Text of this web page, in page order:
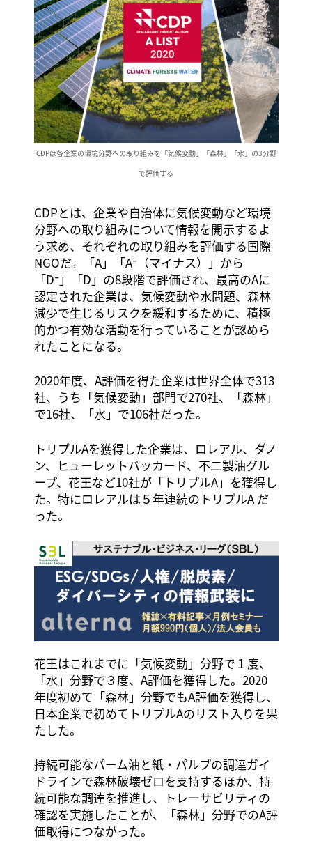
CDPは各企業の環境分野への取り組みを「気候変動」「森林」「水」の3分野
で評価する
CDPとは、企業や自治体に気候変動など環境
分野への取り組みについて情報を開示するよ
う求め、それぞれの取り組みを評価する国際
NGOだ。「A」「A⁻（マイナス）」から
「D⁻」「D」の8段階で評価され、最高のAに
認定された企業は、気候変動や水問題、森林
減少で生じるリスクを緩和するために、積極
的かつ有効な活動を行っていることが認めら
れたことになる。
2020年度、A評価を得た企業は世界全体で313
社、うち「気候変動」部門で270社、「森林」
で16社、「水」で106社だった。
トリプルAを獲得した企業は、ロレアル、ダノ
ン、ヒューレットパッカード、不二製油グル
ープ、花王など10社が「トリプルA」を獲得し
た。特にロレアルは５年連続のトリプルA だ
った。
花王はこれまでに「気候変動」分野で１度、
「水」分野で３度、A評価を獲得した。2020
年度初めて「森林」分野でもA評価を獲得し、
日本企業で初めてトリプルAのリスト入りを果
たした。
持続可能なパーム油と紙・パルプの調達ガイ
ドラインで森林破壊ゼロを支持するほか、持
続可能な調達を推進し、トレーサビリティの
確認を実施したことが、「森林」分野でのA評
価取得につながった。